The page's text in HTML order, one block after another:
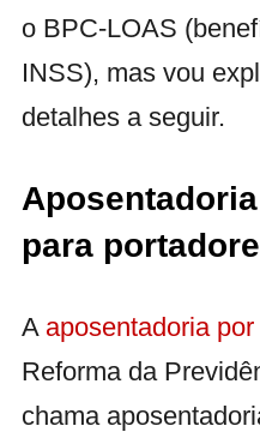
o BPC-LOAS
INSS), mas vou
detalhes a seguir.
para
A aposentadoria
Reforma da
chama